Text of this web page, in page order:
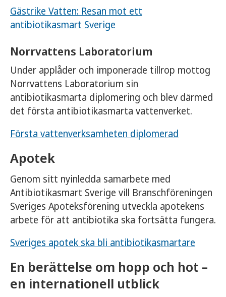
Gästrike Vatten: Resan mot ett
antibiotikasmart Sverige
Norrvattens Laboratorium
Under applåder och imponerade tillrop mottog
Norrvattens Laboratorium sin
antibiotikasmarta diplomering och blev därmed
det första antibiotikasmarta vattenverket.
Första vattenverksamheten diplomerad
Apotek
Genom sitt nyinledda samarbete med
Antibiotikasmart Sverige vill Branschföreningen
Sveriges Apoteksförening utveckla apotekens
arbete för att antibiotika ska fortsätta fungera.
Sveriges apotek ska bli antibiotikasmartare
En berättelse om hopp och hot –
en internationell utblick